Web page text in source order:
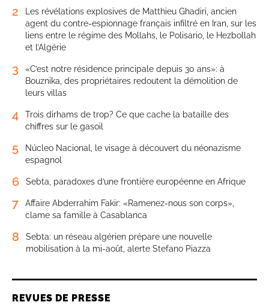
2
Les révélations explosives de Matthieu Ghadiri, ancien
agent du contre-espionnage français infiltré en Iran, sur les
liens entre le régime des Mollahs, le Polisario, le Hezbollah
et l’Algérie
3
«C’est notre résidence principale depuis 30 ans»: à
Bouznika, des propriétaires redoutent la démolition de
leurs villas
4
Trois dirhams de trop? Ce que cache la bataille des
chiffres sur le gasoil
5
Núcleo Nacional, le visage à découvert du néonazisme
espagnol
6 Sebta, paradoxes d’une frontière européenne en Afrique
7
Affaire Abderrahim Fakir: «Ramenez-nous son corps»,
clame sa famille à Casablanca
8
Sebta: un réseau algérien prépare une nouvelle
mobilisation à la mi-août, alerte Stefano Piazza
REVUES DE PRESSE